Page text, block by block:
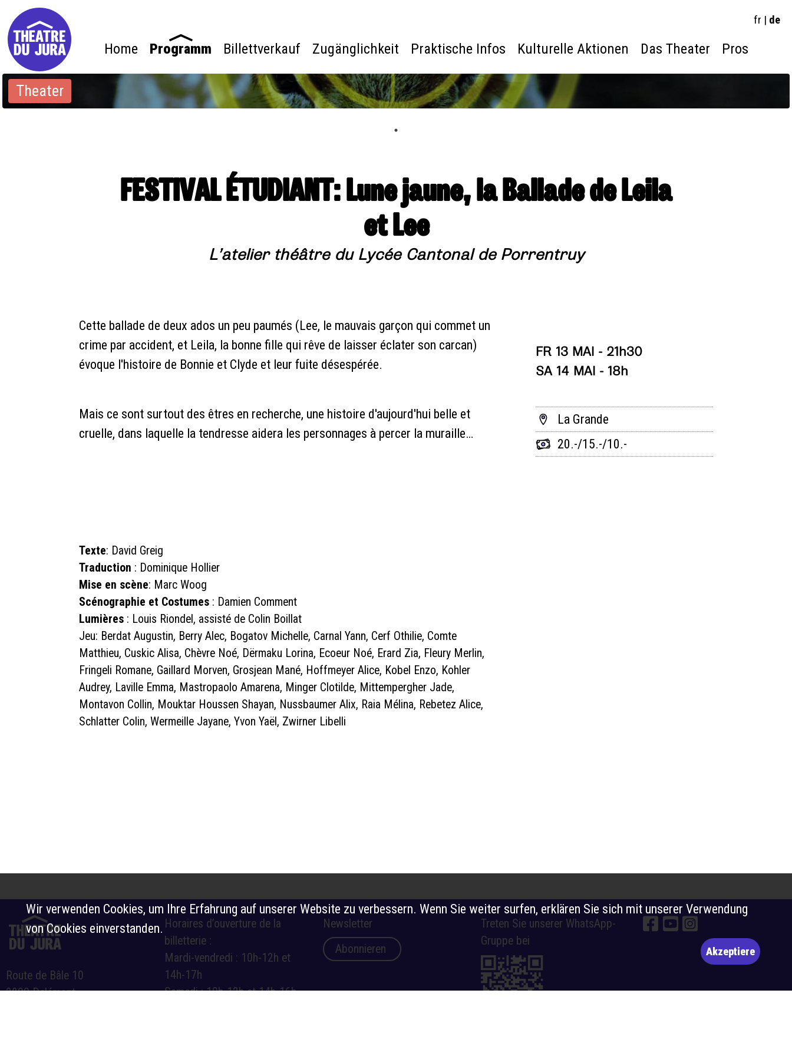
fr | de
Home Programm Billettverkauf Zugänglichkeit Praktische Infos Kulturelle Aktionen Das Theater Pros
Theater
FESTIVAL ÉTUDIANT: Lune jaune, la Ballade de Leila
et Lee
L’atelier théâtre du Lycée Cantonal de Porrentruy
Cette ballade de deux ados un peu paumés (Lee, le mauvais garçon qui commet un
crime par accident, et Leila, la bonne fille qui rêve de laisser éclater son carcan)
évoque l'histoire de Bonnie et Clyde et leur fuite désespérée.
Mais ce sont surtout des êtres en recherche, une histoire d'aujourd'hui belle et
cruelle, dans laquelle la tendresse aidera les personnages à percer la muraille…
Texte: David Greig
Traduction : Dominique Hollier
Mise en scène: Marc Woog
Scénographie et Costumes : Damien Comment
Lumières : Louis Riondel, assisté de Colin Boillat
Jeu: Berdat Augustin, Berry Alec, Bogatov Michelle, Carnal Yann, Cerf Othilie, Comte
Matthieu, Cuskic Alisa, Chèvre Noé, Dërmaku Lorina, Ecoeur Noé, Erard Zia, Fleury Merlin,
Fringeli Romane, Gaillard Morven, Grosjean Mané, Hoffmeyer Alice, Kobel Enzo, Kohler
Audrey, Laville Emma, Mastropaolo Amarena, Minger Clotilde, Mittempergher Jade,
Montavon Collin, Mouktar Houssen Shayan, Nussbaumer Alix, Raia Mélina, Rebetez Alice,
Schlatter Colin, Wermeille Jayane, Yvon Yaël, Zwirner Libelli
FR 13 MAI - 21h30
SA 14 MAI - 18h
La Grande
20.-/15.-/10.-
Route de Bâle 10
2800 Delémont
Horaires d’ouverture de la
billetterie :
Mardi-vendredi : 10h-12h et
14h-17h
Samedi : 10h-12h et 14h-16h
Newsletter
Abonnieren
Treten Sie unserer WhatsApp-
Gruppe bei
Wir verwenden Cookies, um Ihre Erfahrung auf unserer Website zu verbessern. Wenn Sie weiter surfen, erklären Sie sich mit unserer Verwendung
von Cookies einverstanden.
Akzeptiere